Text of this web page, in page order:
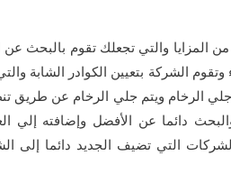
من المزايا والتي تجعلك تقوم بالبحث
الشركة بتعيين الكوادر الشابة
الرخام ويتم جلي الرخام عن طريق
دائما عن الأفضل وإضافته
التي تضيف الجديد دائما إلى